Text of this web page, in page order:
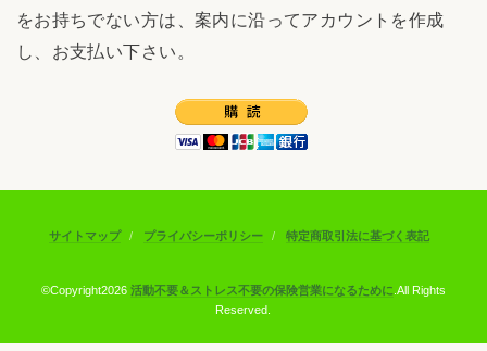
をお持ちでない方は、案内に沿ってアカウントを作成
し、お支払い下さい。
サイトマップ プライバシーポリシー 特定商取引法に基づく表記
©Copyright2026 活動不要＆ストレス不要の保険営業になるために .All Rights
Reserved.